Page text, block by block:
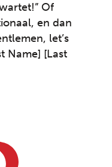
Of
en dan
let’s
Name] [Last